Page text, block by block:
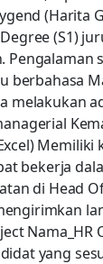
(Harita
(S1)
berbahasa
melakukan
bekerja
di Head
yang